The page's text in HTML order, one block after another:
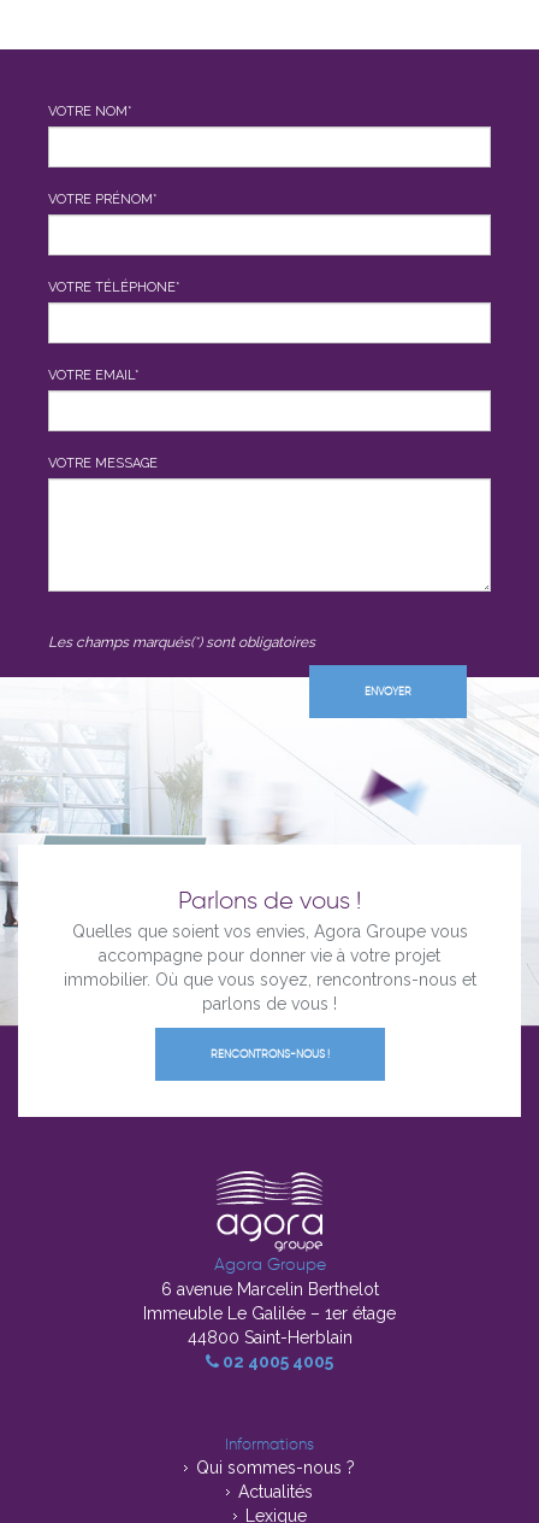
VOTRE NOM*
VOTRE PRÉNOM*
VOTRE TÉLÉPHONE*
VOTRE EMAIL*
VOTRE MESSAGE
Les champs marqués(*) sont obligatoires
Parlons de vous !
Quelles que soient vos envies, Agora Groupe vous
accompagne pour donner vie à votre projet
immobilier. Où que vous soyez, rencontrons-nous et
parlons de vous !
RENCONTRONS-NOUS !
Agora Groupe
6 avenue Marcelin Berthelot
Immeuble Le Galilée – 1er étage
44800 Saint-Herblain
02 4005 4005
Informations
Qui sommes-nous ?
Actualités
Lexique